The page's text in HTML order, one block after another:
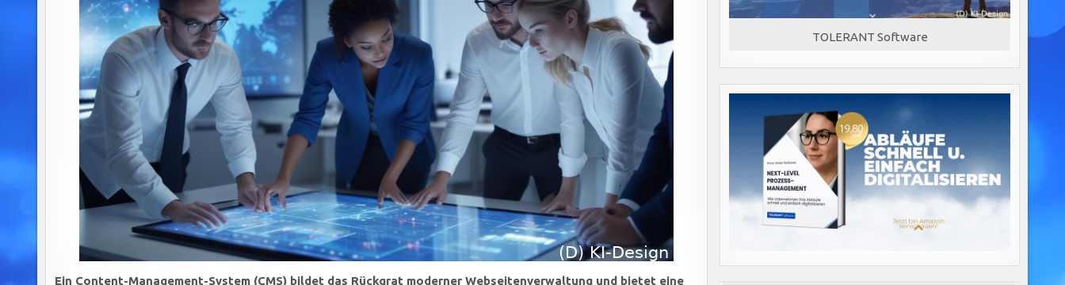
Ein Content-Management-System (CMS) bildet das Rückgrat moderner Webseitenverwaltung und bietet eine
TOLERANT Software